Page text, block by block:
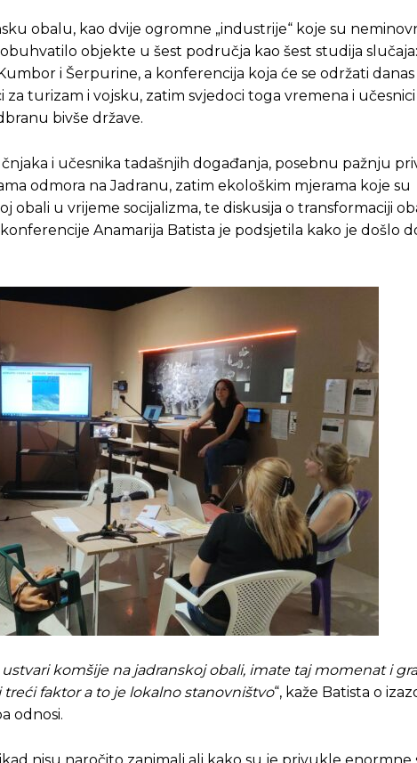
obalu, kao dvije ogromne „industrije“ koje su
objekte u šest područja kao šest studija
i Šerpurine, a konferencija koja će se održati danas
turizam i vojsku, zatim svjedoci toga vremena i
bivše države.
i učesnika tadašnjih događanja, posebnu pažnju
odmora na Jadranu, zatim ekološkim mjerama koje su
u vrijeme socijalizma, te diskusija o transformaciji
Anamarija Batista je podsjetila kako je došlo
komšije na jadranskoj obali, imate taj momenat i
faktor a to je lokalno stanovništvo“, kaže Batista o
odnosi.